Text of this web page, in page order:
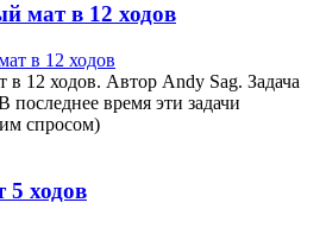
мат в 12 ходов
12 ходов. Автор Andy Sag. Задача
последнее время эти задачи
спросом)
ходов